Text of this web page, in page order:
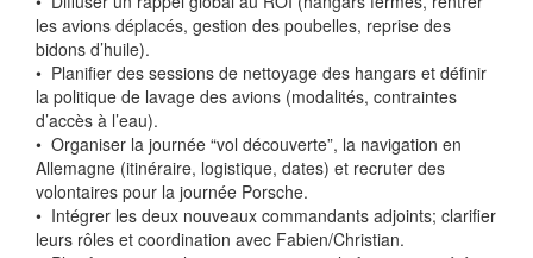
les avions déplacés, gestion des poubelles, reprise des
bidons d’huile).
•⁠ ⁠Planifier des sessions de nettoyage des hangars et définir
la politique de lavage des avions (modalités, contraintes
d’accès à l’eau).
•⁠ ⁠Organiser la journée “vol découverte”, la navigation en
Allemagne (itinéraire, logistique, dates) et recruter des
volontaires pour la journée Porsche.
•⁠ ⁠Intégrer les deux nouveaux commandants adjoints; clarifier
leurs rôles et coordination avec Fabien/Christian.